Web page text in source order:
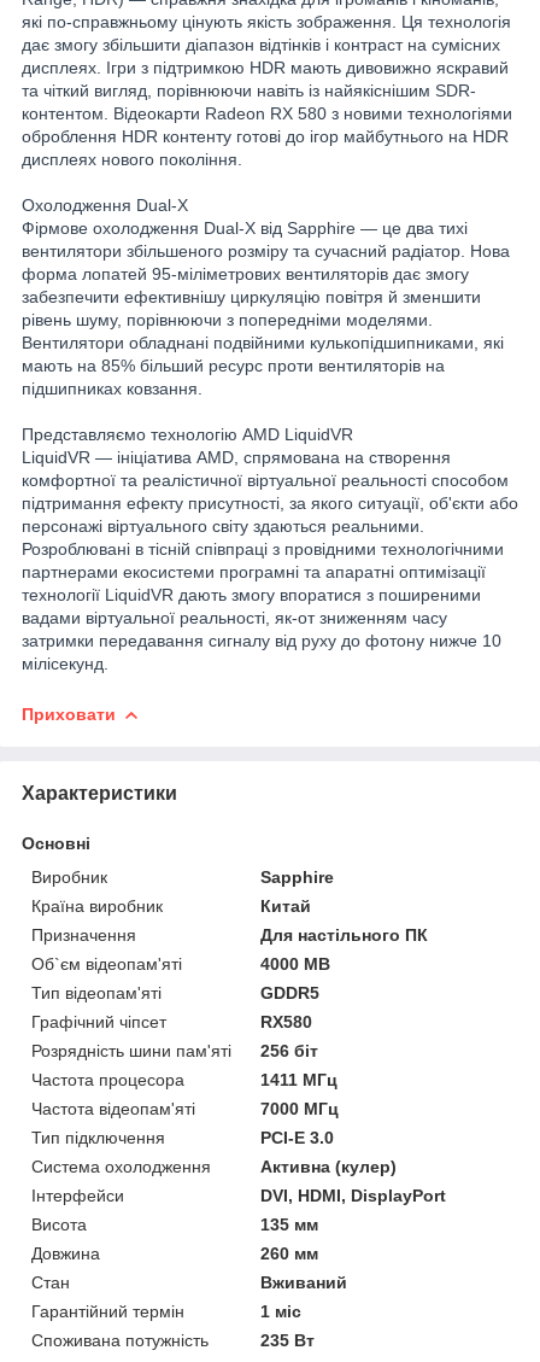
які по-справжньому цінують якість зображення. Ця технологія
дає змогу збільшити діапазон відтінків і контраст на сумісних
дисплеях. Ігри з підтримкою HDR мають дивовижно яскравий
та чіткий вигляд, порівнюючи навіть із найякіснішим SDR-
контентом. Відеокарти Radeon RX 580 з новими технологіями
оброблення HDR контенту готові до ігор майбутнього на HDR
дисплеях нового покоління.
Охолодження Dual-X
Фірмове охолодження Dual-X від Sapphire — це два тихі
вентилятори збільшеного розміру та сучасний радіатор. Нова
форма лопатей 95-міліметрових вентиляторів дає змогу
забезпечити ефективнішу циркуляцію повітря й зменшити
рівень шуму, порівнюючи з попередніми моделями.
Вентилятори обладнані подвійними кулькопідшипниками, які
мають на 85% більший ресурс проти вентиляторів на
підшипниках ковзання.
Представляємо технологію AMD LiquidVR
LiquidVR — ініціатива AMD, спрямована на створення
комфортної та реалістичної віртуальної реальності способом
підтримання ефекту присутності, за якого ситуації, об'єкти або
персонажі віртуального світу здаються реальними.
Розроблювані в тісній співпраці з провідними технологічними
партнерами екосистеми програмні та апаратні оптимізації
технології LiquidVR дають змогу впоратися з поширеними
вадами віртуальної реальності, як-от зниженням часу
затримки передавання сигналу від руху до фотону нижче 10
мілісекунд.
Приховати
Характеристики
Основні
Виробник
Sapphire
Країна виробник
Китай
Призначення
Для настільного ПК
Об`єм відеопам'яті
4000 MB
Тип відеопам'яті
GDDR5
Графічний чіпсет
RX580
Розрядність шини пам'яті
256 біт
Частота процесора
1411 МГц
Частота відеопам'яті
7000 МГц
Тип підключення
PCI-E 3.0
Система охолодження
Активна (кулер)
Інтерфейси
DVI, HDMI, DisplayPort
Висота
135 мм
Довжина
260 мм
Стан
Вживаний
Гарантійний термін
1 міс
Споживана потужність
235 Вт